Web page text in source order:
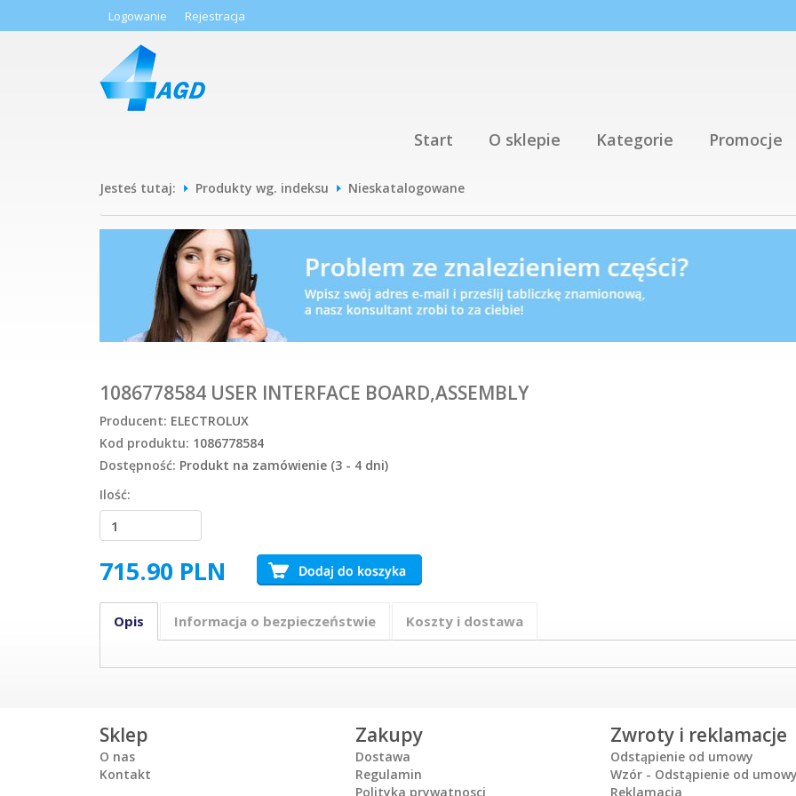
Logowanie Rejestracja
Start O sklepie Kategorie Promocje
Jesteś tutaj: Produkty wg. indeksu Nieskatalogowane
1086778584 USER INTERFACE BOARD,ASSEMBLY
Producent: ELECTROLUX
Kod produktu: 1086778584
Dostępność: Produkt na zamówienie (3 - 4 dni)
Ilość:
715.90 PLN
Opis Informacja o bezpieczeństwie Koszty i dostawa
Sklep
O nas
Kontakt
Zakupy
Dostawa
Regulamin
Polityka prywatnosci
Zwroty i reklamacje
Odstąpienie od umowy
Wzór - Odstąpienie od
Reklamacja